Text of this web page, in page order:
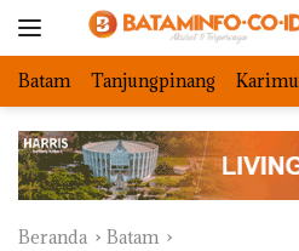
Batam Tanjungpinang
Beranda Batam